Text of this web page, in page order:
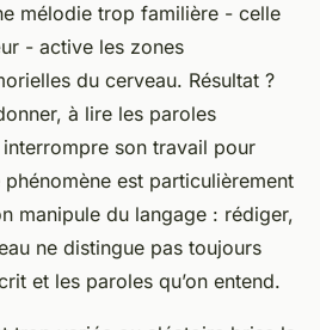
mélodie trop familière - celle
- active les zones
du cerveau. Résultat ?
à lire les paroles
son travail pour
est particulièrement
manipule du langage : rédiger,
ne distingue pas toujours
et les paroles qu’on entend.